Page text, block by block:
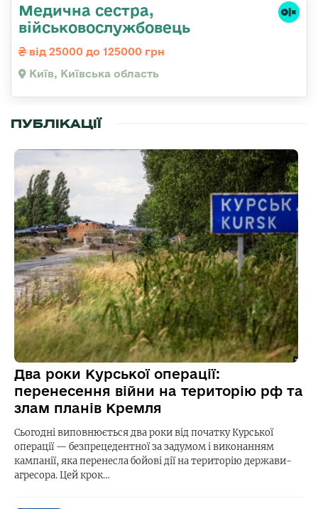
Медична сестpа,
військовослужбовець
від 25000 до 125000 грн
Київ, Київська область
ПУБЛІКАЦІЇ
Два роки Курської операції:
перенесення війни на територію рф та
злам планів Кремля
Сьогодні виповнюється два роки від початку Курської
операції — безпрецедентної за задумом і виконанням
кампанії, яка перенесла бойові дії на територію держави-
агресора. Цей крок…